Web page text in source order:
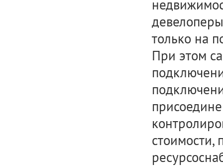
только на
При этом
стоимости,